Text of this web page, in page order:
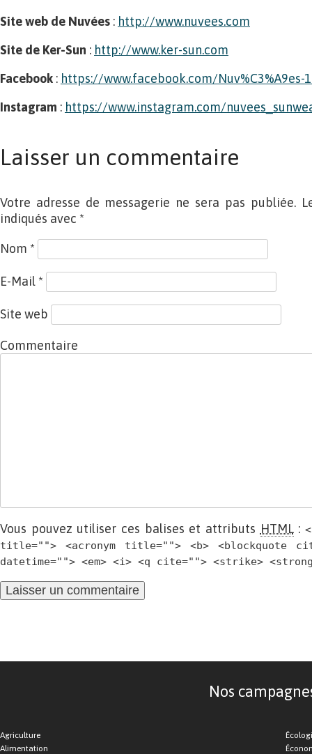
Site web de Nuvées : http://www.nuvees.com
Site de Ker-Sun : http://www.ker-sun.com
Facebook : https://www.facebook.com/Nuv%C3%A9es-
Instagram : https://www.instagram.com/
Laisser un commentaire
Votre adresse de messagerie ne sera pas publiée.
indiqués avec *
Nom *
E-Mail *
Site web
Commentaire
Vous pouvez utiliser ces balises et attributs HTML:
title=""> <acronym title=""> <b> <blockquote
datetime=""> <em> <i> <q cite=""> <strike>
Nos
Agriculture
Alimentation